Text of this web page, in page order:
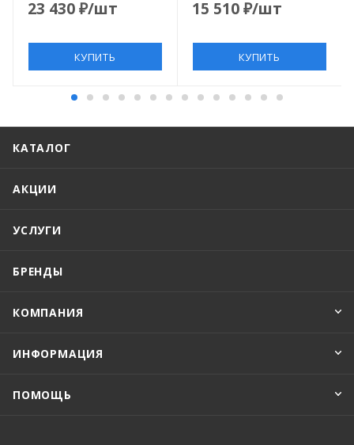
23 430₽/шт
КУПИТЬ
15 510₽/шт
КУПИТЬ
КАТАЛОГ
АКЦИИ
УСЛУГИ
БРЕНДЫ
КОМПАНИЯ
ИНФОРМАЦИЯ
ПОМОЩЬ